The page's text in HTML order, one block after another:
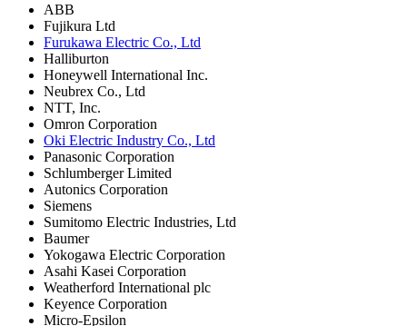
ABB
Fujikura Ltd
Furukawa Electric Co., Ltd
Halliburton
Honeywell International Inc.
Neubrex Co., Ltd
NTT, Inc.
Omron Corporation
Oki Electric Industry Co., Ltd
Panasonic Corporation
Schlumberger Limited
Autonics Corporation
Siemens
Sumitomo Electric Industries, Ltd
Baumer
Yokogawa Electric Corporation
Asahi Kasei Corporation
Weatherford International plc
Keyence Corporation
Micro-Epsilon